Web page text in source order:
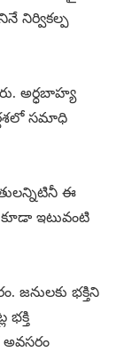
నిర్వికల్ప
అర్ధబాహ్య
సమాధి
ఈ
ఇటువంటి
జనులకు భక్తిని